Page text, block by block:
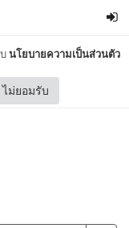
นโยบายความเป็นส่วนตัว
ไม่ยอมรับ